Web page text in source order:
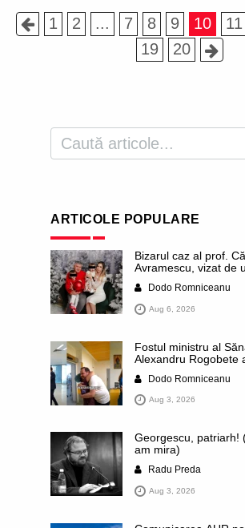
1 2 ... 7 8 9 10 11
19
20
ARTICOLE POPULARE
Bizarul caz al prof.
Avramescu, vizat de
DIICOT pentru
infantilă”. Miroase a
stalinistă. Cea mai
presei publică inclusiv
dezvăluite date ultra-
ale profesorului,
diagnostice și
Dodo Romniceanu
Aug 6, 2026
Fostul ministru al
Alexandru Rogobete
al orașului Timișoara.
publică imagini
de Nord cu femei din
Dodo Romniceanu
Aug 3, 2026
Georgescu, patriarh!
am mira)
Radu Preda
Aug 3, 2026